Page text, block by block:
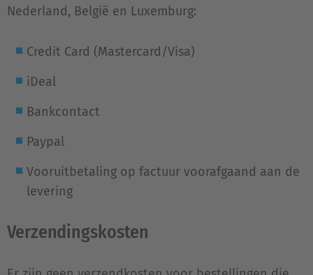
Nederland, België en Luxemburg:
Credit Card (Mastercard/Visa)
iDeal
Bankcontact
Paypal
Vooruitbetaling op factuur voorafgaand aan de
levering
Verzendingskosten